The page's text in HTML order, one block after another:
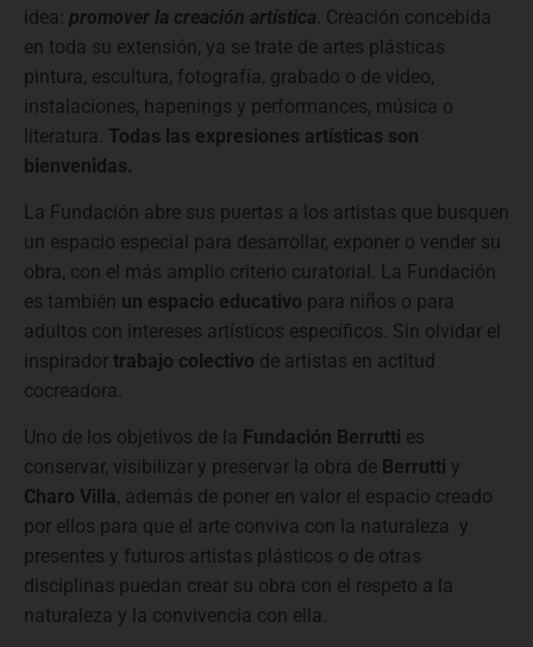
idea: promover la creación artística . Creación concebida
en toda su extensión, ya se trate de artes plásticas
pintura, escultura, fotografía, grabado o de video,
instalaciones, hapenings y performances, música o
literatura. Todas las expresiones artísticas son
bienvenidas.
La Fundación abre sus puertas a los artistas que busquen
un espacio especial para desarrollar, exponer o vender su
obra, con el más amplio criterio curatorial. La Fundación
es también un espacio educativo para niños o para
adultos con intereses artísticos específicos. Sin olvidar el
inspirador trabajo colectivo de artistas en actitud
cocreadora.
Uno de los objetivos de la Fundación Berrutti es
conservar, visibilizar y preservar la obra de Berrutti y
Charo Villa, además de poner en valor el espacio creado
por ellos para que el arte conviva con la naturaleza y
presentes y futuros artistas plásticos o de otras
disciplinas puedan crear su obra con el respeto a la
naturaleza y la convivencia con ella.